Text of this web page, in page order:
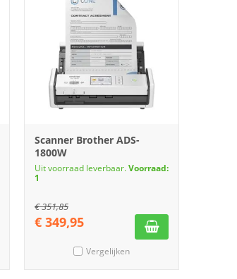
Scanner Brother ADS-
1800W
Uit voorraad leverbaar.Voorraad:
1
€351,85
€ 349,95
Vergelijken